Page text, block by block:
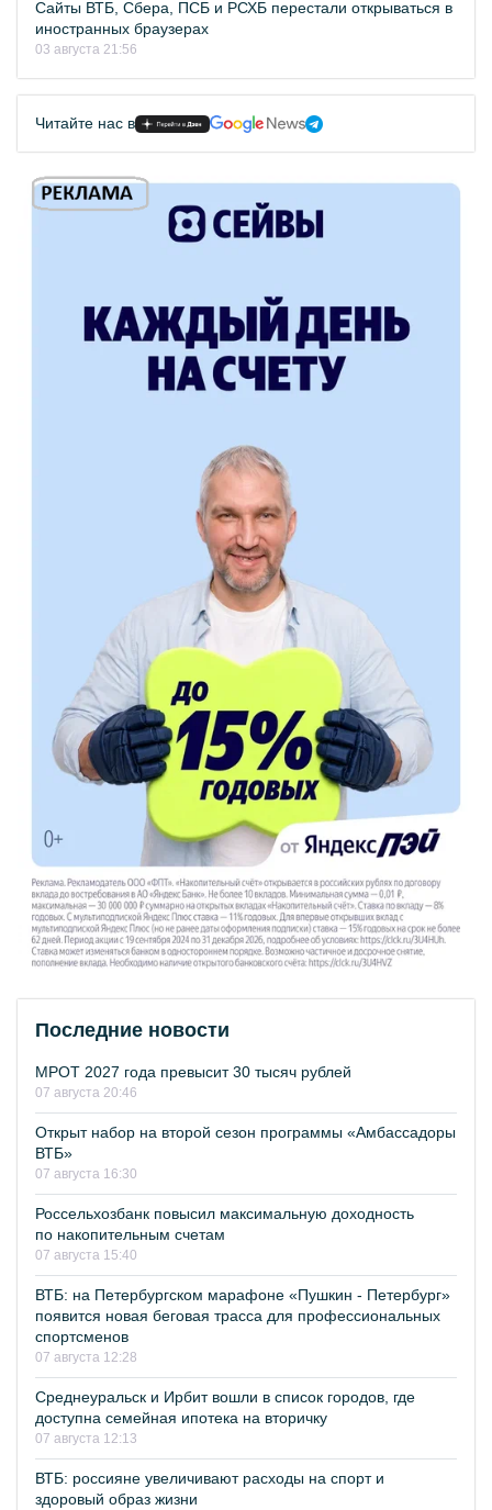
Сайты ВТБ, Сбера, ПСБ и РСХБ перестали открываться в
иностранных браузерах
03 августа 21:56
Читайте нас в
Последние новости
МРОТ 2027 года превысит 30 тысяч рублей
07 августа 20:46
Открыт набор на второй сезон программы «Амбассадоры
ВТБ»
07 августа 16:30
Россельхозбанк повысил максимальную доходность
по накопительным счетам
07 августа 15:40
ВТБ: на Петербургском марафоне «Пушкин - Петербург»
появится новая беговая трасса для профессиональных
спортсменов
07 августа 12:28
Среднеуральск и Ирбит вошли в список городов, где
доступна семейная ипотека на вторичку
07 августа 12:13
ВТБ: россияне увеличивают расходы на спорт и
здоровый образ жизни